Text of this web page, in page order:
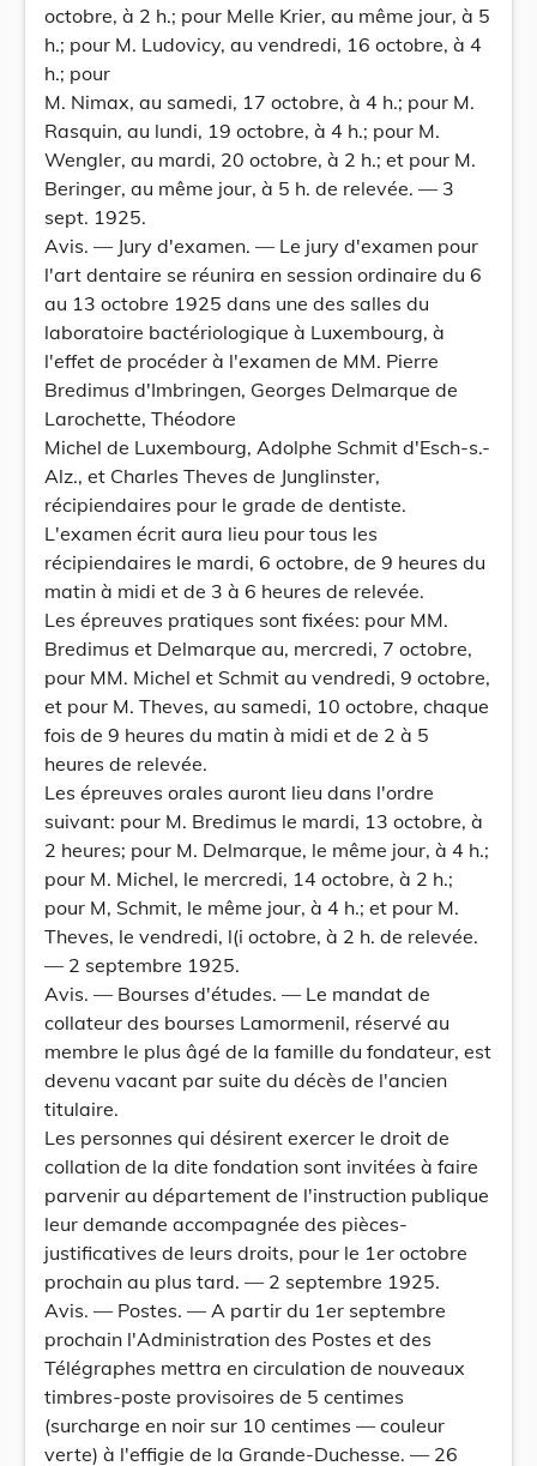
octobre, à 2 h.; pour Melle Krier, au même jour, à 5
h.; pour M. Ludovicy, au vendredi, 16 octobre, à 4
h.; pour
M. Nimax, au samedi, 17 octobre, à 4 h.; pour M.
Rasquin, au lundi, 19 octobre, à 4 h.; pour M.
Wengler, au mardi, 20 octobre, à 2 h.; et pour M.
Beringer, au même jour, à 5 h. de relevée. — 3
sept. 1925.
Avis. — Jury d'examen. — Le jury d'examen pour
l'art dentaire se réunira en session ordinaire du 6
au 13 octobre 1925 dans une des salles du
laboratoire bactériologique à Luxembourg, à
l'effet de procéder à l'examen de MM. Pierre
Bredimus d'Imbringen, Georges Delmarque de
Larochette, Théodore
Michel de Luxembourg, Adolphe Schmit d'Esch-s.-
Alz., et Charles Theves de Junglinster,
récipiendaires pour le grade de dentiste.
L'examen écrit aura lieu pour tous les
récipiendaires le mardi, 6 octobre, de 9 heures du
matin à midi et de 3 à 6 heures de relevée.
Les épreuves pratiques sont fixées: pour MM.
Bredimus et Delmarque au, mercredi, 7 octobre,
pour MM. Michel et Schmit au vendredi, 9 octobre,
et pour M. Theves, au samedi, 10 octobre, chaque
fois de 9 heures du matin à midi et de 2 à 5
heures de relevée.
Les épreuves orales auront lieu dans l'ordre
suivant: pour M. Bredimus le mardi, 13 octobre, à
2 heures; pour M. Delmarque, le même jour, à 4 h.;
pour M. Michel, le mercredi, 14 octobre, à 2 h.;
pour M, Schmit, le même jour, à 4 h.; et pour M.
Theves, le vendredi, l(i octobre, à 2 h. de relevée.
— 2 septembre 1925.
Avis. — Bourses d'études. — Le mandat de
collateur des bourses Lamormenil, réservé au
membre le plus âgé de la famille du fondateur, est
devenu vacant par suite du décès de l'ancien
titulaire.
Les personnes qui désirent exercer le droit de
collation de la dite fondation sont invitées à faire
parvenir au département de l'instruction publique
leur demande accompagnée des pièces-
justificatives de leurs droits, pour le 1er octobre
prochain au plus tard. — 2 septembre 1925.
Avis. — Postes. — A partir du 1er septembre
prochain l'Administration des Postes et des
Télégraphes mettra en circulation de nouveaux
timbres-poste provisoires de 5 centimes
(surcharge en noir sur 10 centimes — couleur
verte) à l'effigie de la Grande-Duchesse. — 26